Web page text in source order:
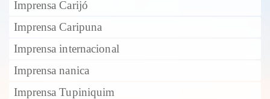
Imprensa Carijó
Imprensa Caripuna
Imprensa internacional
Imprensa nanica
Imprensa Tupiniquim